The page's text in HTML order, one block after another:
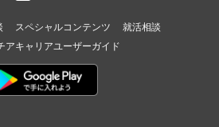
スペシャルコンテンツ
就活相談
アキャリアユーザーガイド